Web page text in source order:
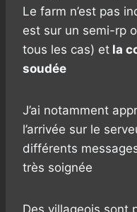
Le farm n’est pas
est sur un semi-rp
tous les cas) et la
soudée
J’ai notamment
l’arrivée sur le
différents
très soignée
Des villageois sont